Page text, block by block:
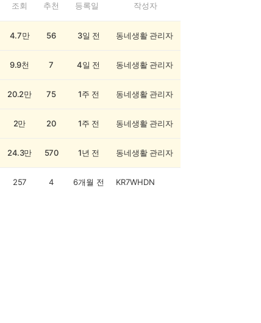
조회 추천 등록일 작성자
4.7만 56 3일 전 동네생활 관리자
9.9천 7 4일 전 동네생활 관리자
20.2만 75 1주 전 동네생활 관리자
2만 20 1주 전 동네생활 관리자
24.3만 570 1년 전 동네생활 관리자
257 4 6개월 전 KR7WHDN